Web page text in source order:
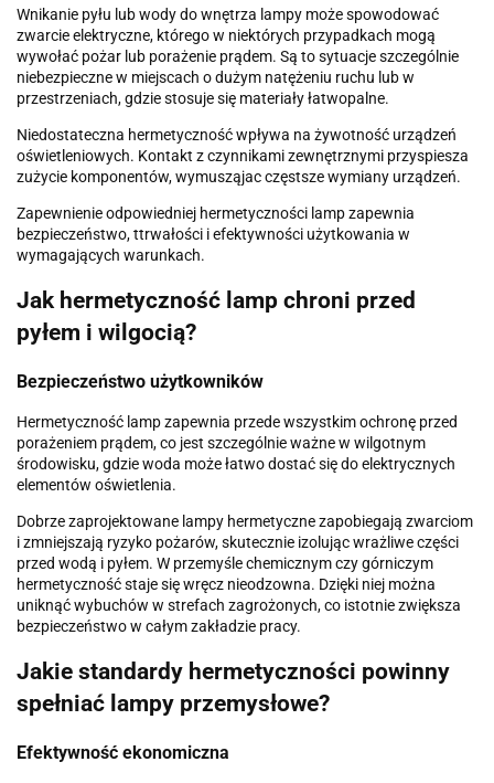
Wnikanie pyłu lub wody do wnętrza lampy może spowodować
zwarcie elektryczne, którego w niektórych przypadkach mogą
wywołać pożar lub porażenie prądem. Są to sytuacje szczególnie
niebezpieczne w miejscach o dużym natężeniu ruchu lub w
przestrzeniach, gdzie stosuje się materiały łatwopalne.
Niedostateczna hermetyczność wpływa na żywotność urządzeń
oświetleniowych. Kontakt z czynnikami zewnętrznymi przyspiesza
zużycie komponentów, wymusząjac częstsze wymiany urządzeń.
Zapewnienie odpowiedniej hermetyczności lamp zapewnia
bezpieczeństwo, ttrwałości i efektywności użytkowania w
wymagających warunkach.
Jak hermetyczność lamp chroni przed
pyłem i wilgocią?
Bezpieczeństwo użytkowników
Hermetyczność lamp zapewnia przede wszystkim ochronę przed
porażeniem prądem, co jest szczególnie ważne w wilgotnym
środowisku, gdzie woda może łatwo dostać się do elektrycznych
elementów oświetlenia.
Dobrze zaprojektowane lampy hermetyczne zapobiegają zwarciom
i zmniejszają ryzyko pożarów, skutecznie izolując wrażliwe części
przed wodą i pyłem. W przemyśle chemicznym czy górniczym
hermetyczność staje się wręcz nieodzowna. Dzięki niej można
uniknąć wybuchów w strefach zagrożonych, co istotnie zwiększa
bezpieczeństwo w całym zakładzie pracy.
Jakie standardy hermetyczności powinny
spełniać lampy przemysłowe?
Efektywność ekonomiczna